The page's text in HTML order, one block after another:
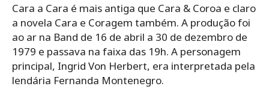
Cara a Cara é mais antiga que Cara & Coroa e claro
a novela Cara e Coragem também. A produção foi
ao ar na Band de 16 de abril a 30 de dezembro de
1979 e passava na faixa das 19h. A personagem
principal, Ingrid Von Herbert, era interpretada pela
lendária Fernanda Montenegro.